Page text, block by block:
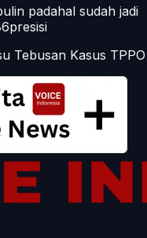
padahal sudah jadi
Tebusan Kasus TPPO